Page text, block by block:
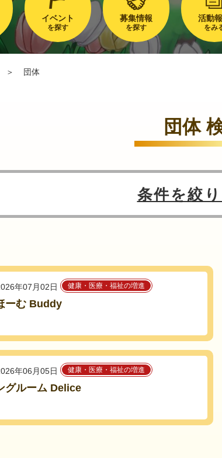
イベント
を探す
募集情報
を探す
活動
をみ
＞ 団体
団体
条件を絞
年07月02日 健康・医療・福祉の増進
ーむ Buddy
年06月05日 健康・医療・福祉の増進
グルーム Delice